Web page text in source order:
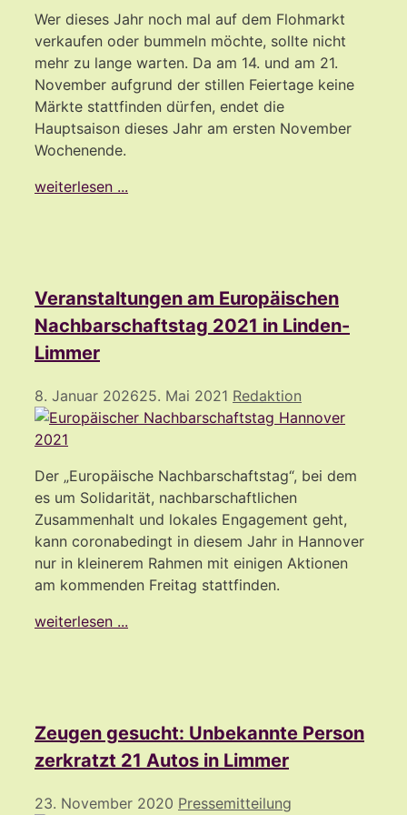
Wer dieses Jahr noch mal auf dem Flohmarkt
verkaufen oder bummeln möchte, sollte nicht
mehr zu lange warten. Da am 14. und am 21.
November aufgrund der stillen Feiertage keine
Märkte stattfinden dürfen, endet die
Hauptsaison dieses Jahr am ersten November
Wochenende.
weiterlesen ...
Veranstaltungen am Europäischen
Nachbarschaftstag 2021 in Linden-
Limmer
8. Januar 202625. Mai 2021 Redaktion
Der „Europäische Nachbarschaftstag“, bei dem
es um Solidarität, nachbarschaftlichen
Zusammenhalt und lokales Engagement geht,
kann coronabedingt in diesem Jahr in Hannover
nur in kleinerem Rahmen mit einigen Aktionen
am kommenden Freitag stattfinden.
weiterlesen ...
Zeugen gesucht: Unbekannte Person
zerkratzt 21 Autos in Limmer
23. November 2020 Pressemitteilung